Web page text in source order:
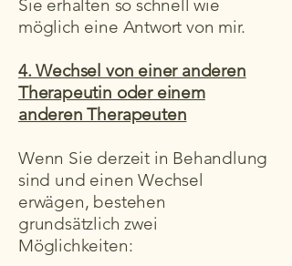
Sie erhalten so schnell wie
möglich eine Antwort von mir.
4. Wechsel von einer anderen
Therapeutin oder einem
anderen Therapeuten
Wenn Sie derzeit in Behandlung
sind und einen Wechsel
erwägen, bestehen
grundsätzlich zwei
Möglichkeiten: